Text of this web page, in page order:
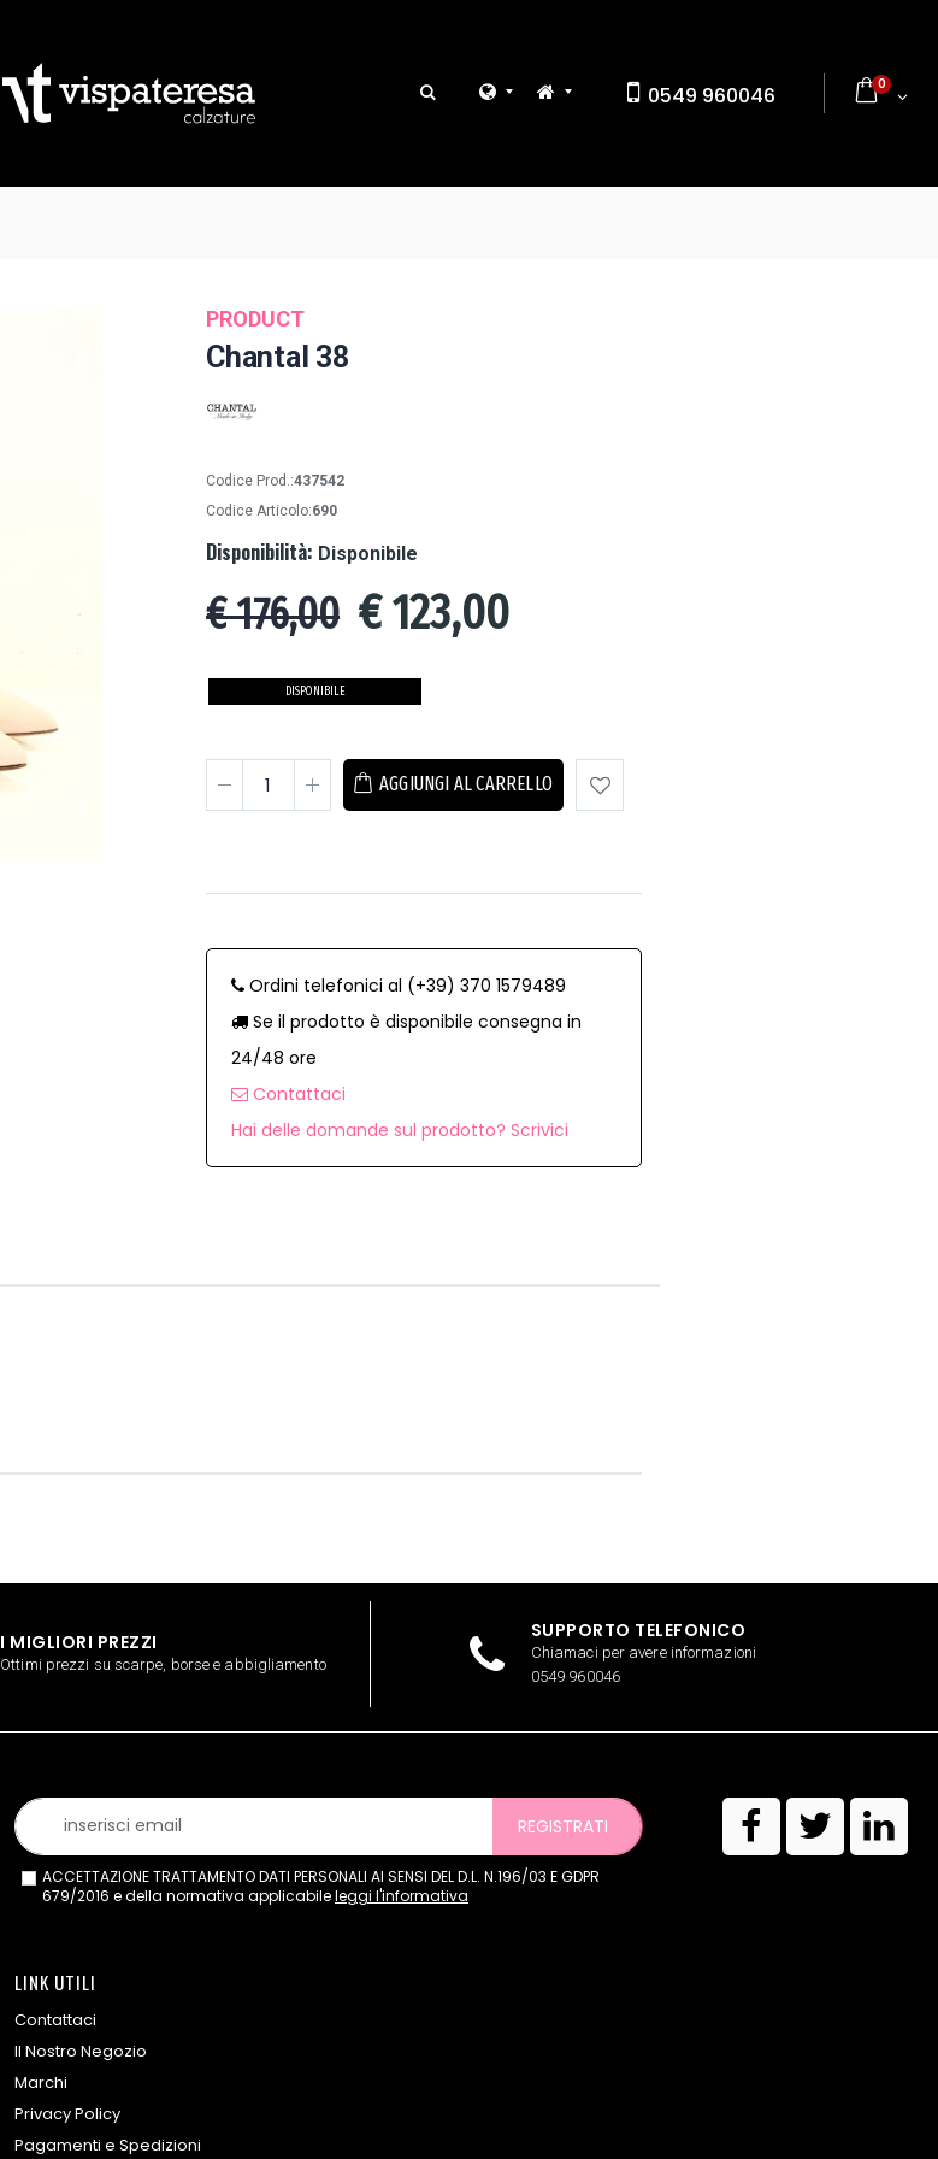
0549 960046 0
PRODUCT
Chantal 38
Codice Prod.:437542
Codice Articolo:690
Disponibilità: Disponibile
€ 176,00 €123,00
DISPONIBILE
AGGIUNGI AL CARRELLO
Ordini telefonici al (+39) 370 1579489
Se il prodotto è disponibile consegna in
24/48 ore
Contattaci
Hai delle domande sul prodotto? Scrivici
I MIGLIORI PREZZI
Ottimi prezzi su scarpe, borse e abbigliamento
SUPPORTO TELEFONICO
Chiamaci per avere informazioni
0549 960046
REGISTRATI
ACCETTAZIONE TRATTAMENTO DATI PERSONALI AI SENSI DEL D.L. N.196/03 E GDPR
679/2016 e della normativa applicabileleggi l'informativa
LINK UTILI
Contattaci
Il Nostro Negozio
Marchi
Privacy Policy
Pagamenti e Spedizioni